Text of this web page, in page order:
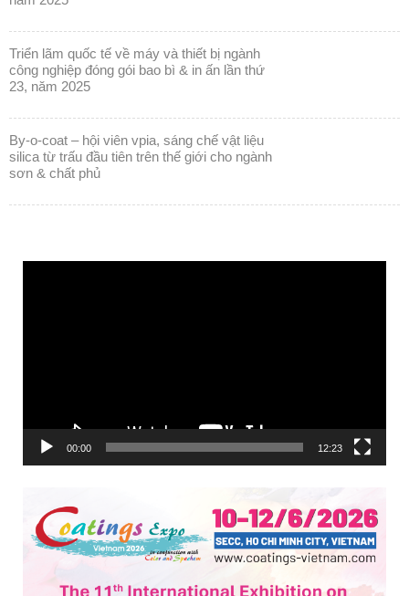
triển lãm quốc tế về máy và thiết bị ngành
công nghiệp đóng gói bao bì & in ấn lần thứ
23, năm 2025
by-o-coat – hội viên vpia, sáng chế vật liệu
silica từ trấu đầu tiên trên thế giới cho ngành
sơn & chất phủ
00:00 12:23